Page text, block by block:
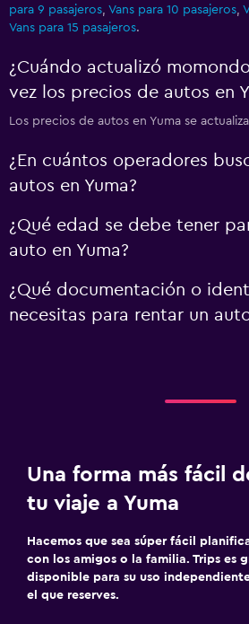
para 9 pasajeros Vans para 10 pasajeros
Vans para 15 pasajeros.
¿Cuándo actualizó
vez los precios de autos en
Los precios de autos en Yuma se
¿En cuántos operadores
autos en Yuma?
¿Qué edad se debe tener
auto en Yuma?
¿Qué documentación o
necesitas para rentar un
Una forma más fácil
tu viaje a Yuma
Hacemos que sea súper fácil
con los amigos o la familia. Trips es
disponible para su uso
el que reserves.